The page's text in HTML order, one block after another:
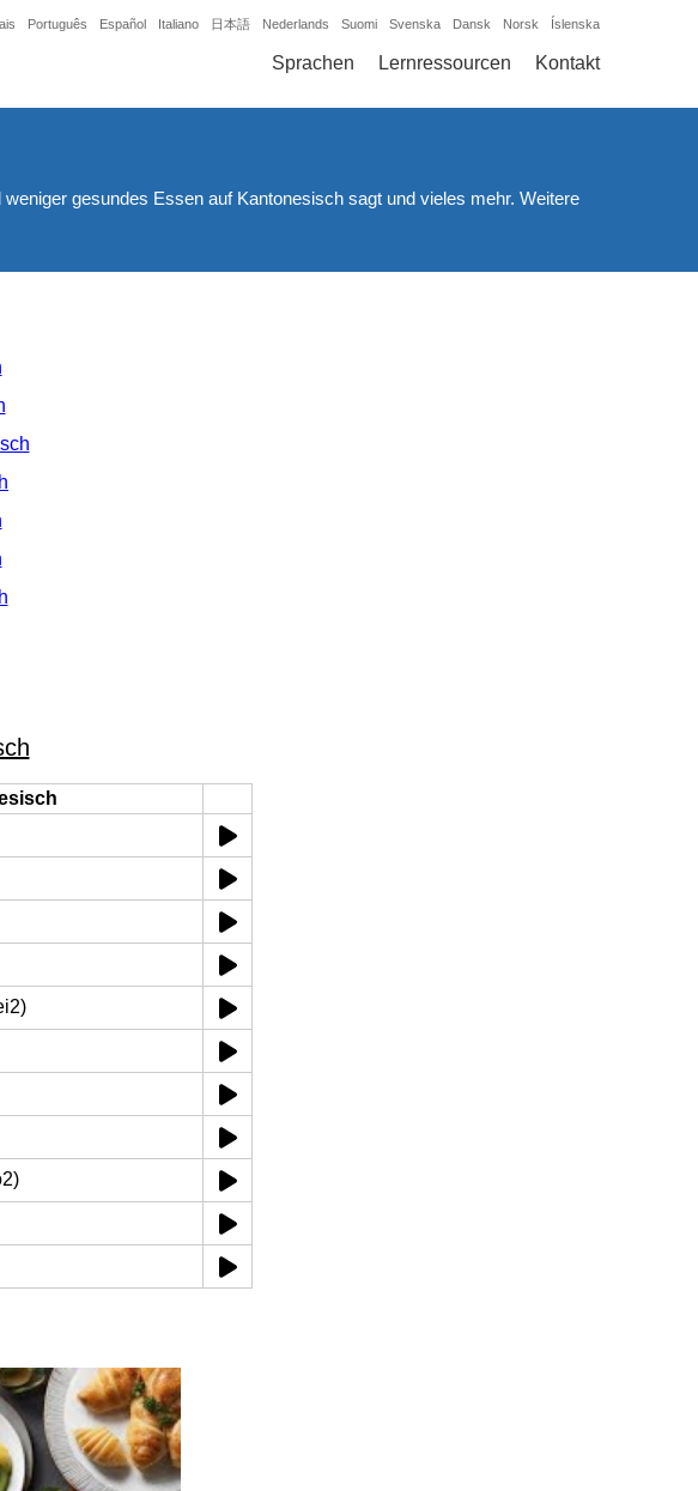
Português Español Italiano 日本語 Nederlands Suomi Svenska Dansk Norsk Íslenska
Sprachen Lernressourcen Kontakt
gesundes Essen auf Kantonesisch sagt und vieles mehr. Weitere